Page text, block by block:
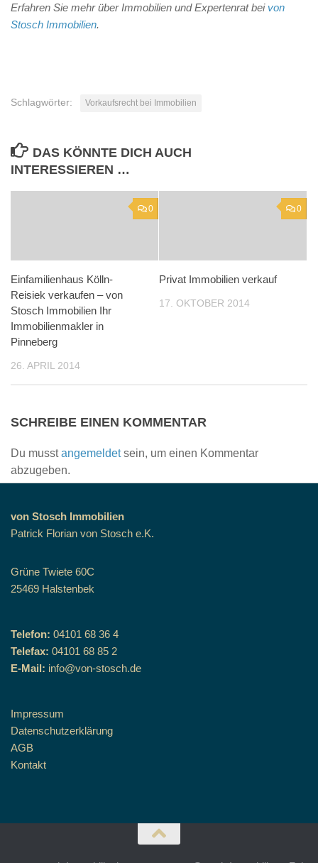
Erfahren Sie mehr über Immobilien und Expertenrat bei von
Stosch Immobilien.
Schlagwörter: Vorkaufsrecht bei Immobilien
DAS KÖNNTE DICH AUCH
INTERESSIEREN …
0
Einfamilienhaus Kölln-
Reisiek verkaufen – von
Stosch Immobilien Ihr
Immobilienmakler in
Pinneberg
26. APRIL 2014
0
Privat Immobilien verkauf
17. OKTOBER 2014
SCHREIBE EINEN KOMMENTAR
Du musstangemeldetsein, um einen Kommentar
abzugeben.
von Stosch Immobilien
Patrick Florian von Stosch e.K.
Grüne Twiete 60C
25469 Halstenbek
Telefon: 04101 68 36 4
Telefax: 04101 68 85 2
E-Mail: info@von-stosch.de
Impressum
Datenschutzerklärung
AGB
Kontakt